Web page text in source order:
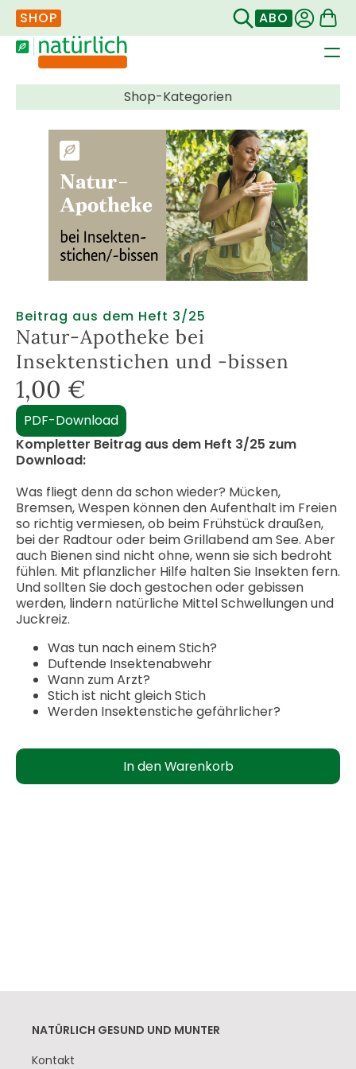
SHOP ABO
Beitrag aus dem Heft 3/25
Natur-Apotheke bei
Insektenstichen und -bissen
1,00 €
PDF-Download
Kompletter Beitrag aus dem Heft 3/25 zum
Download:
Was fliegt denn da schon wieder? Mücken,
Bremsen, Wespen können den Aufenthalt im Freien
so richtig vermiesen, ob beim Frühstück draußen,
bei der Radtour oder beim Grillabend am See. Aber
auch Bienen sind nicht ohne, wenn sie sich bedroht
fühlen. Mit pflanzlicher Hilfe halten Sie Insekten fern.
Und sollten Sie doch gestochen oder gebissen
werden, lindern natürliche Mittel Schwellungen und
Juckreiz.
Was tun nach einem Stich?
Duftende Insektenabwehr
Wann zum Arzt?
Stich ist nicht gleich Stich
Werden Insektenstiche gefährlicher?
NATÜRLICH GESUND UND MUNTER
Navigation
Kontakt